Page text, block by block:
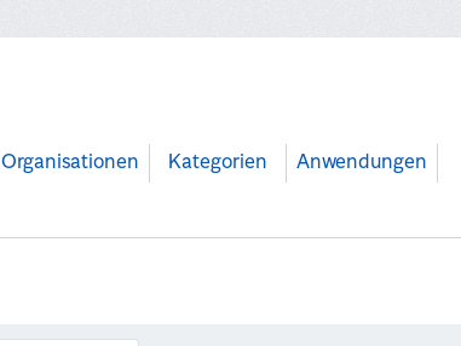
Organisationen Kategorien Anwendungen